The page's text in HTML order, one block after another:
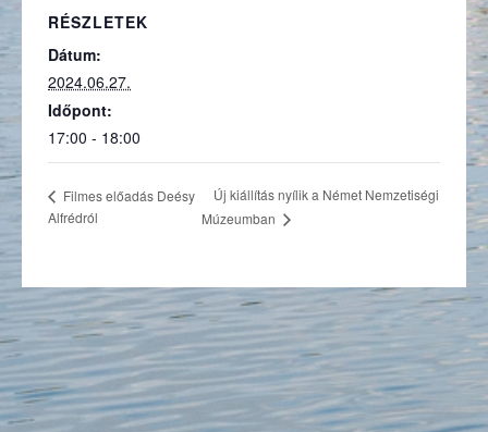
RÉSZLETEK
Dátum:
2024.06.27.
Időpont:
17:00 - 18:00
Filmes előadás Deésy
Alfrédról
Új kiállítás nyílik a Német Nemzetiségi
Múzeumban